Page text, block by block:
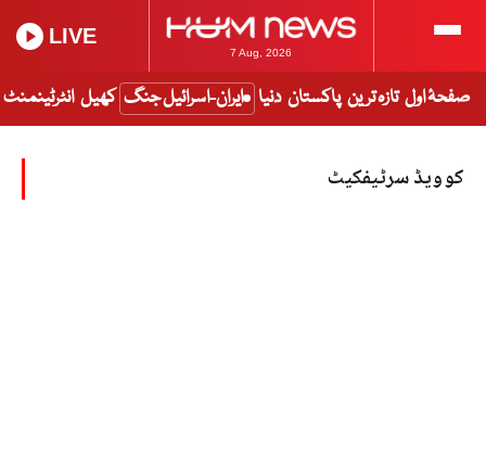
7 Aug, 2026
LIVE
صفحۂ اول تازہ ترین پاکستان دنیا ایران-اسرائیل جنگ کھیل انٹرٹینمنٹ
کوویڈ سرٹیفکیٹ